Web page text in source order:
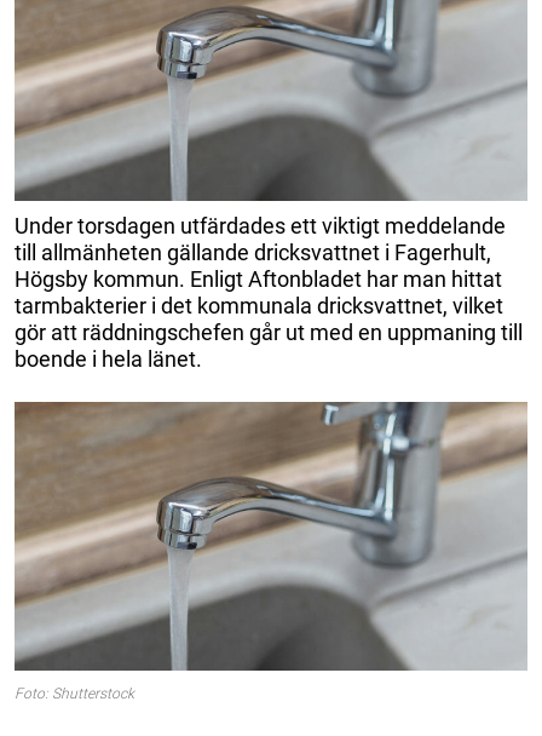
Under torsdagen utfärdades ett viktigt meddelande
till allmänheten gällande dricksvattnet i Fagerhult,
Högsby kommun. Enligt Aftonbladet har man hittat
tarmbakterier i det kommunala dricksvattnet, vilket
gör att räddningschefen går ut med en uppmaning till
boende i hela länet.
Foto: Shutterstock